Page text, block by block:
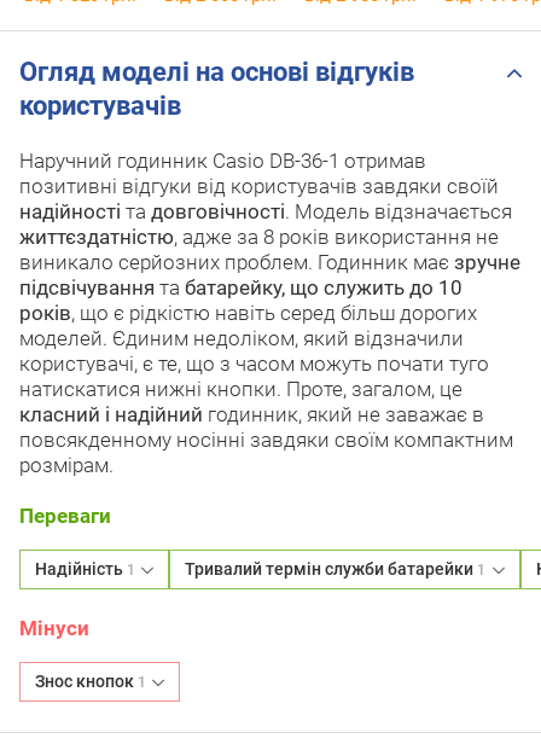
Огляд моделі на основі відгуків
користувачів
Наручний годинник Casio DB-36-1 отримав
позитивні відгуки від користувачів завдяки своїй
надійності та довговічності. Модель відзначається
життєздатністю, адже за 8 років використання не
виникало серйозних проблем. Годинник має зручне
підсвічування та батарейку, що служить до 10
років, що є рідкістю навіть серед більш дорогих
моделей. Єдиним недоліком, який відзначили
користувачі, є те, що з часом можуть почати туго
натискатися нижні кнопки. Проте, загалом, це
класний і надійний годинник, який не заважає в
повсякденному носінні завдяки своїм компактним
розмірам.
Переваги
Надійність 1 Тривалий термін служби батарейки 1
Мінуси
Знос кнопок 1